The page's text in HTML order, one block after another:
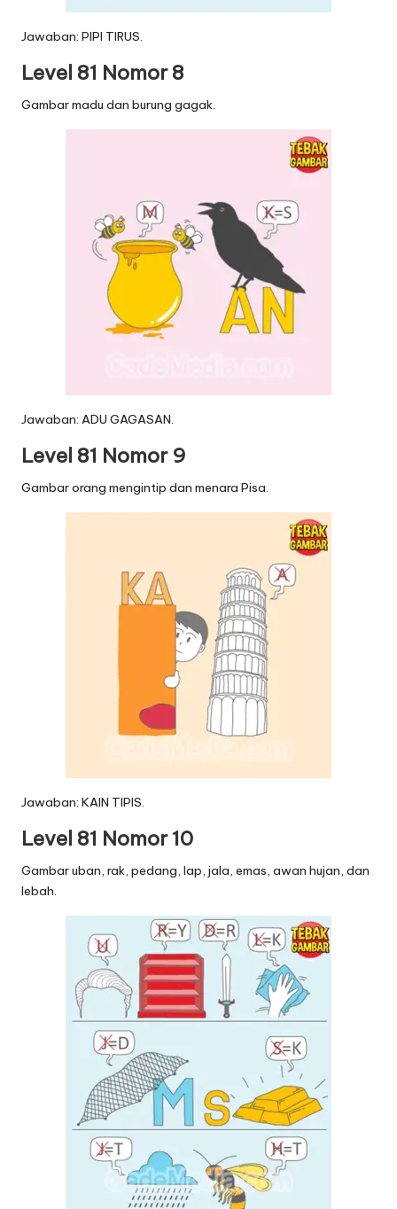
Jawaban: PIPI TIRUS.
Level 81 Nomor 8
Gambar madu dan burung gagak.
Jawaban: ADU GAGASAN.
Level 81 Nomor 9
Gambar orang mengintip dan menara Pisa.
Jawaban: KAIN TIPIS.
Level 81 Nomor 10
Gambar uban, rak, pedang, lap, jala, emas, awan hujan, dan
lebah.